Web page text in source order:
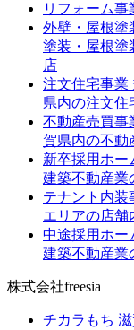
リフォーム事
外壁・屋根塗
塗装・屋根塗
店
注文住宅事業
県内の注文住
不動産売買事
賀県内の不動
新卒採用ホー
建築不動産業
テナント内装
エリアの店舗
中途採用ホー
建築不動産業
株式会社freesia
チカラもち